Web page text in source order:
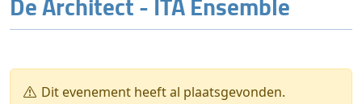
Dit evenement heeft al plaatsgevonden.